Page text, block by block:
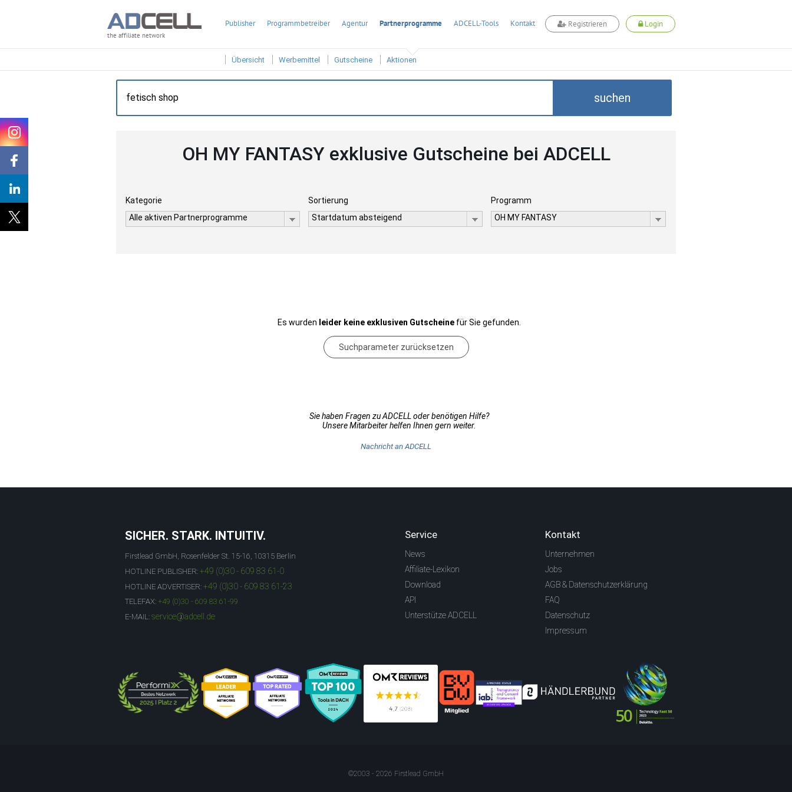
the affiliate network
Publisher Programmbetreiber Agentur Partnerprogramme ADCELL-Tools Kontakt Registrieren Login
Übersicht Werbemittel Gutscheine Aktionen
suchen
OH MY FANTASY exklusive Gutscheine bei ADCELL
Kategorie
Alle aktiven Partnerprogramme
Sortierung
Startdatum absteigend
Programm
OH MY FANTASY
Es wurden leider keine exklusiven Gutscheinefür Sie gefunden.
Suchparameter zurücksetzen
Sie haben Fragen zu ADCELL oder benötigen Hilfe?
Unsere Mitarbeiter helfen Ihnen gern weiter.
Nachricht an ADCELL
SICHER. STARK. INTUITIV.
Firstlead GmbH, Rosenfelder St. 15-16, 10315 Berlin
HOTLINE PUBLISHER: +49 (0)30 - 609 83 61-0
HOTLINE ADVERTISER: +49 (0)30 - 609 83 61-23
TELEFAX: +49 (0)30 - 609 83 61-99
E-MAIL: service@adcell.de
Service
News
Affiliate-Lexikon
Download
API
Unterstütze ADCELL
Kontakt
Unternehmen
Jobs
AGB & Datenschutzerklärung
FAQ
Datenschutz
Impressum
©2003 - 2026 Firstlead GmbH